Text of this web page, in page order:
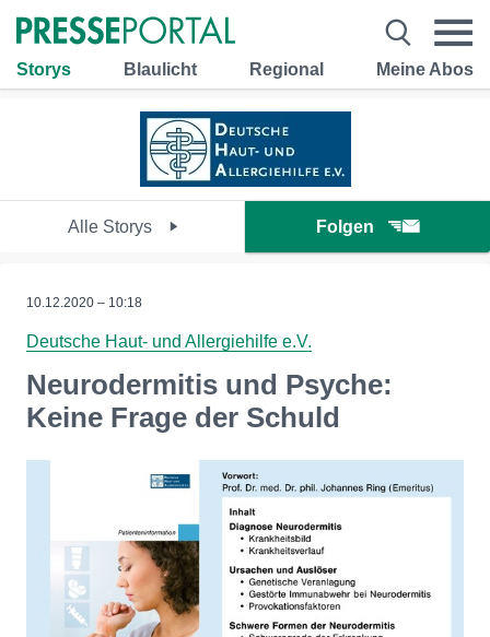
Storys Blaulicht Regional Meine Abos
Alle Storys Folgen
10.12.2020 – 10:18
Deutsche Haut- und Allergiehilfe e.V.
Neurodermitis und Psyche:
Keine Frage der Schuld